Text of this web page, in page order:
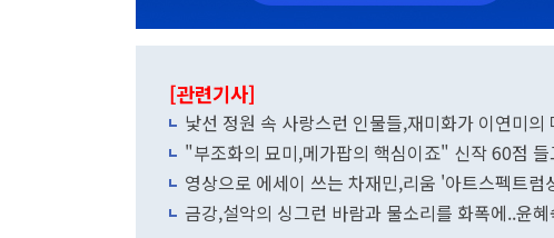
[관련기사]
낯선 정원 속 사랑스런 인물들,재미화가 이연미의
"부조화의 묘미,메가팝의 핵심이죠" 신작 60점
영상으로 에세이 쓰는 차재민,리움 '아트스펙트럼
금강,설악의 싱그런 바람과 물소리를 화폭에..윤